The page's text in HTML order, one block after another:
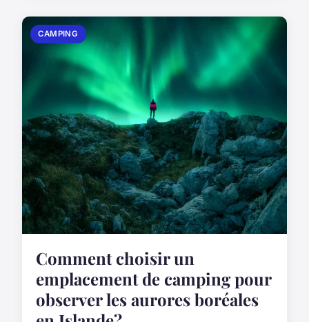
CAMPING
Comment choisir un
emplacement de camping pour
observer les aurores boréales